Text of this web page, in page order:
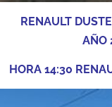
RENAULT
AÑO
HORA 14:30